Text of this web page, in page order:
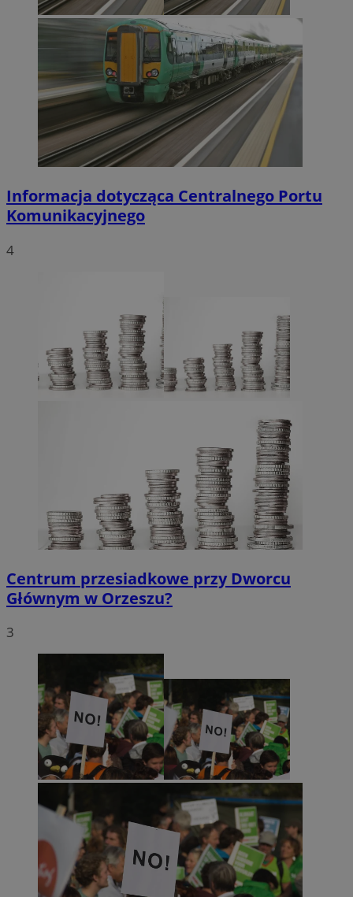
Informacja dotycząca Centralnego Portu
Komunikacyjnego
4
Centrum przesiadkowe przy Dworcu
Głównym w Orzeszu?
3